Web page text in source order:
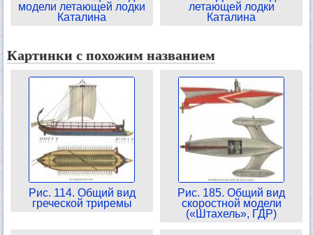
модели летающей лодки
Каталина
летающей лодки
Каталина
Картинки с похожим названием
Рис. 114. Общий вид
греческой триремы
Рис. 185. Общий вид
скоростной модели
(«Штахель», ГДР)